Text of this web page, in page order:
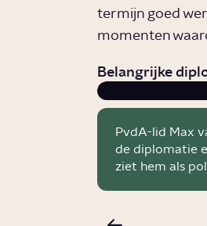
termijn goed
momenten
Belangrijke
PvdA-lid Max
de diplomatie
ziet hem als